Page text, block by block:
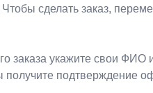
сделать заказ,
заказа укажите свои ФИО
получите подтверждение